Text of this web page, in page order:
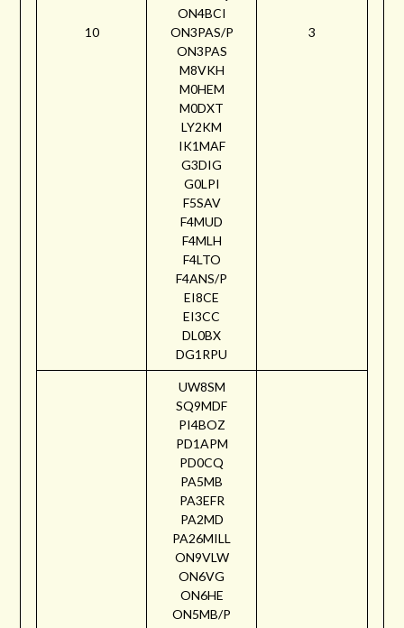
10
ON4BCI
ON3PAS/P
ON3PAS
M8VKH
M0HEM
M0DXT
LY2KM
IK1MAF
G3DIG
G0LPI
F5SAV
F4MUD
F4MLH
F4LTO
F4ANS/P
EI8CE
EI3CC
DL0BX
DG1RPU
3
UW8SM
SQ9MDF
PI4BOZ
PD1APM
PD0CQ
PA5MB
PA3EFR
PA2MD
PA26MILL
ON9VLW
ON6VG
ON6HE
ON5MB/P